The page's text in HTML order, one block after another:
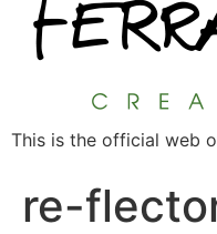
This is the official web
re-